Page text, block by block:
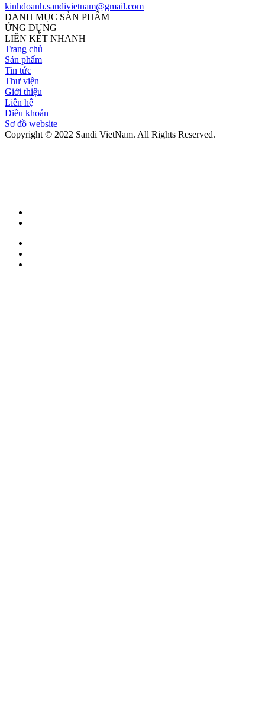
kinhdoanh.sandivietnam@gmail.com
DANH MỤC SẢN PHẨM
ỨNG DỤNG
LIÊN KẾT NHANH
Trang chủ
Sản phẩm
Tin tức
Thư viện
Giới thiệu
Liên hệ
Điều khoản
Sơ đồ website
Copyright © 2022 Sandi VietNam. All Rights Reserved.